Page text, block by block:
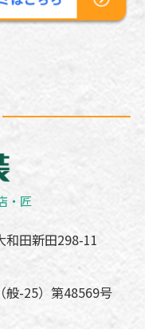
・匠
和田新田298-11
般-25）第48569号